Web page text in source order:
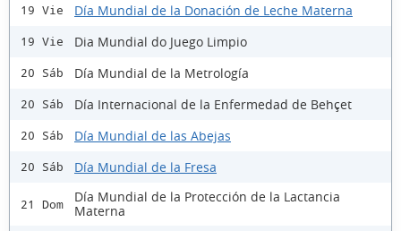
19 Vie Día Mundial de la Donación de Leche Materna
19 Vie Dia Mundial do Juego Limpio
20 Sáb Día Mundial de la Metrología
20 Sáb Día Internacional de la Enfermedad de Behçet
20 Sáb Día Mundial de las Abejas
20 Sáb Día Mundial de la Fresa
21 Dom
Día Mundial de la Protección de la Lactancia
Materna